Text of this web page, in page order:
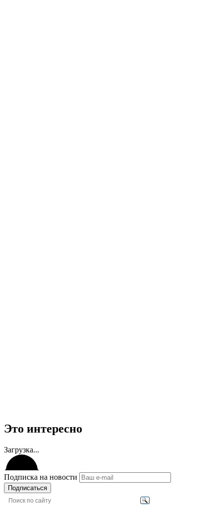
Это интересно
Загрузка...
Подписка на новости
Подписаться